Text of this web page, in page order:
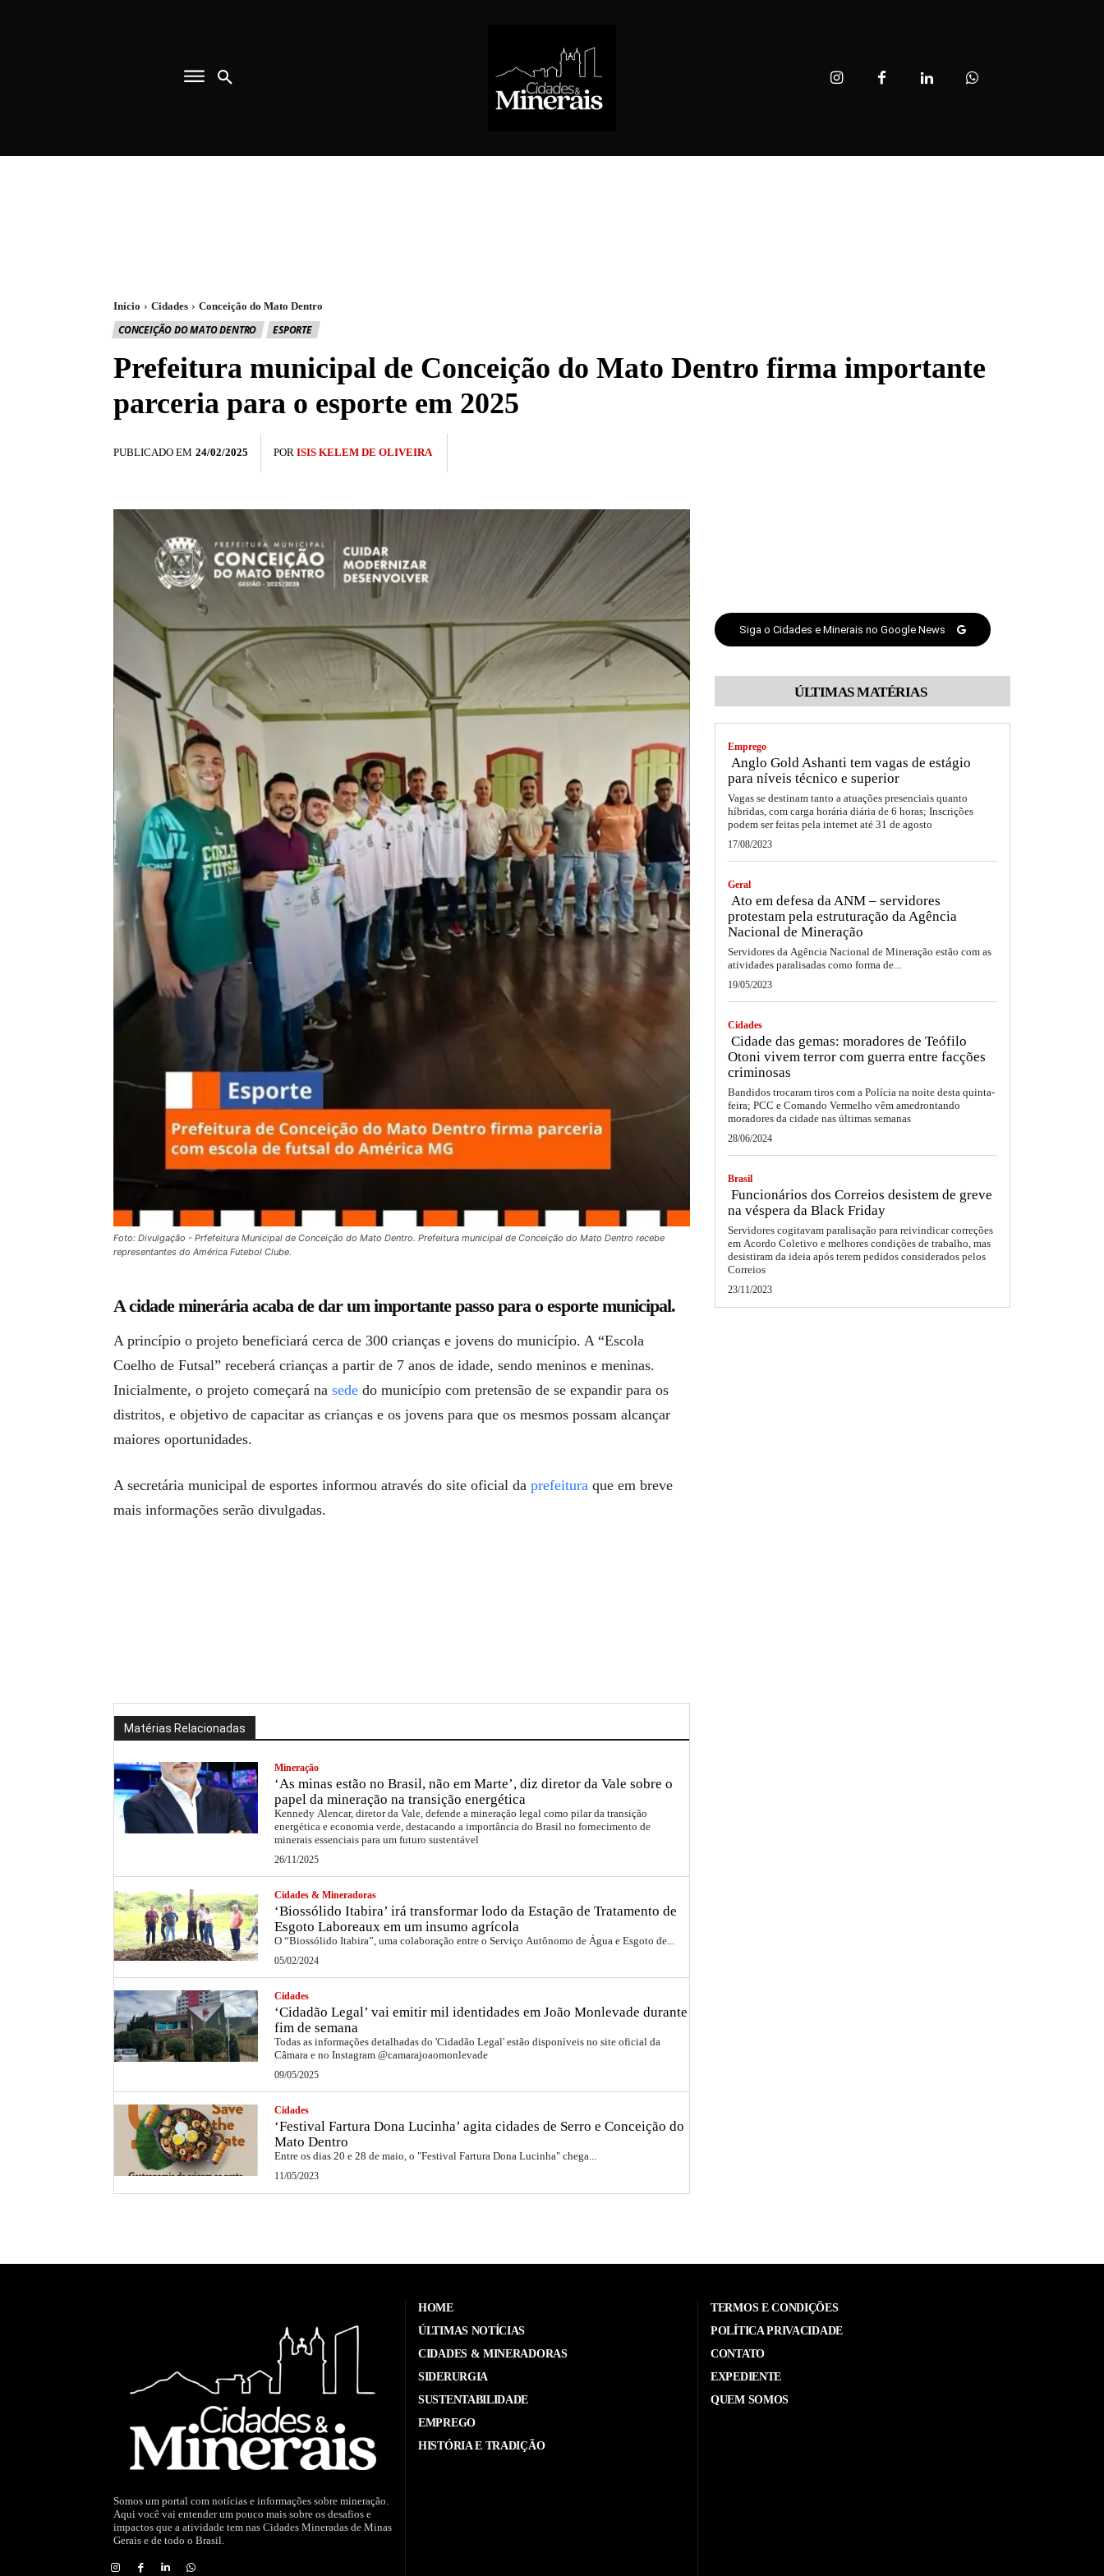
Início Cidades Conceição do Mato Dentro
CONCEIÇÃO DO MATO DENTRO ESPORTE
Prefeitura municipal de Conceição do Mato Dentro firma importante
parceria para o esporte em 2025
PUBLICADO EM 24/02/2025 POR ISIS KELEM DE OLIVEIRA
Foto: Divulgação - Prfefeitura Municipal de Conceição do Mato Dentro. Prefeitura municipal de Conceição do Mato Dentro recebe
representantes do América Futebol Clube.
A cidade minerária acaba de dar um importante passo para o esporte municipal.
A princípio o projeto beneficiará cerca de 300 crianças e jovens do município. A “Escola
Coelho de Futsal” receberá crianças a partir de 7 anos de idade, sendo meninos e meninas.
Inicialmente, o projeto começará na sede do município com pretensão de se expandir para os
distritos, e objetivo de capacitar as crianças e os jovens para que os mesmos possam alcançar
maiores oportunidades.
A secretária municipal de esportes informou através do site oficial da prefeitura que em breve
mais informações serão divulgadas.
Matérias Relacionadas
Mineração
‘As minas estão no Brasil, não em Marte’, diz diretor da Vale sobre o
papel da mineração na transição energética
Kennedy Alencar, diretor da Vale, defende a mineração legal como pilar da transição
energética e economia verde, destacando a importância do Brasil no fornecimento de
minerais essenciais para um futuro sustentável
26/11/2025
Cidades & Mineradoras
‘Biossólido Itabira’ irá transformar lodo da Estação de Tratamento de
Esgoto Laboreaux em um insumo agrícola
O “Biossólido Itabira”, uma colaboração entre o Serviço Autônomo de Água e Esgoto de...
05/02/2024
Cidades
‘Cidadão Legal’ vai emitir mil identidades em João Monlevade durante
fim de semana
Todas as informações detalhadas do 'Cidadão Legal' estão disponíveis no site oficial da
Câmara e no Instagram @camarajoaomonlevade
09/05/2025
Cidades
‘Festival Fartura Dona Lucinha’ agita cidades de Serro e Conceição do
Mato Dentro
Entre os dias 20 e 28 de maio, o "Festival Fartura Dona Lucinha" chega...
11/05/2023
Siga o Cidades e Minerais no Google News
ÚLTIMAS MATÉRIAS
Emprego
Anglo Gold Ashanti tem vagas de estágio
para níveis técnico e superior
Vagas se destinam tanto a atuações presenciais quanto
híbridas, com carga horária diária de 6 horas; Inscrições
podem ser feitas pela internet até 31 de agosto
17/08/2023
Geral
Ato em defesa da ANM – servidores
protestam pela estruturação da Agência
Nacional de Mineração
Servidores da Agência Nacional de Mineração estão com as
atividades paralisadas como forma de...
19/05/2023
Cidades
Cidade das gemas: moradores de Teófilo
Otoni vivem terror com guerra entre facções
criminosas
Bandidos trocaram tiros com a Polícia na noite desta quinta-
feira; PCC e Comando Vermelho vêm amedrontando
moradores da cidade nas últimas semanas
28/06/2024
Brasil
Funcionários dos Correios desistem de greve
na véspera da Black Friday
Servidores cogitavam paralisação para reivindicar correções
em Acordo Coletivo e melhores condições de trabalho, mas
desistiram da ideia após terem pedidos considerados pelos
Correios
23/11/2023
Somos um portal com notícias e informações sobre mineração.
Aqui você vai entender um pouco mais sobre os desafios e
impactos que a atividade tem nas Cidades Mineradas de Minas
Gerais e de todo o Brasil.
HOME
ÚLTIMAS NOTÍCIAS
CIDADES & MINERADORAS
SIDERURGIA
SUSTENTABILIDADE
EMPREGO
HISTÓRIA E TRADIÇÃO
TERMOS E CONDIÇÕES
POLÍTICA PRIVACIDADE
CONTATO
EXPEDIENTE
QUEM SOMOS